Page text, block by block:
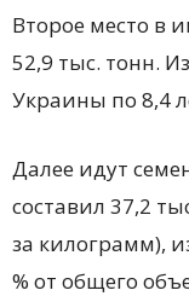
Второе место в
52,9 тыс. тонн.
Украины по 8,4
Далее идут
составил 37,2
за килограмм),
% от общего